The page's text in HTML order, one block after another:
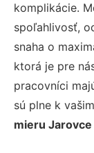
komplikácie.
spoľahlivosť,
snaha o
ktorá je pre
pracovníci
sú plne k
mieru Jarovce